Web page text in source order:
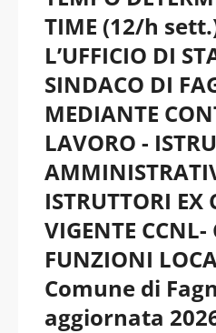
TIME (12/h sett.)
L’UFFICIO DI
SINDACO DI
MEDIANTE
LAVORO -
ISTRUTTORI EX
VIGENTE
FUNZIONI
Comune di
aggiornata